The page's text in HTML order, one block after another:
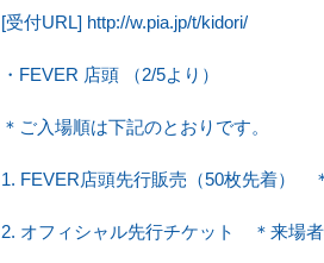
[受付URL] http://w.pia.jp/t/kidori/
・FEVER 店頭 （2/5より）
＊ご入場順は下記のとおりです。
1. FEVER店頭先行販売（50枚先着）　
2. オフィシャル先行チケット　＊来場